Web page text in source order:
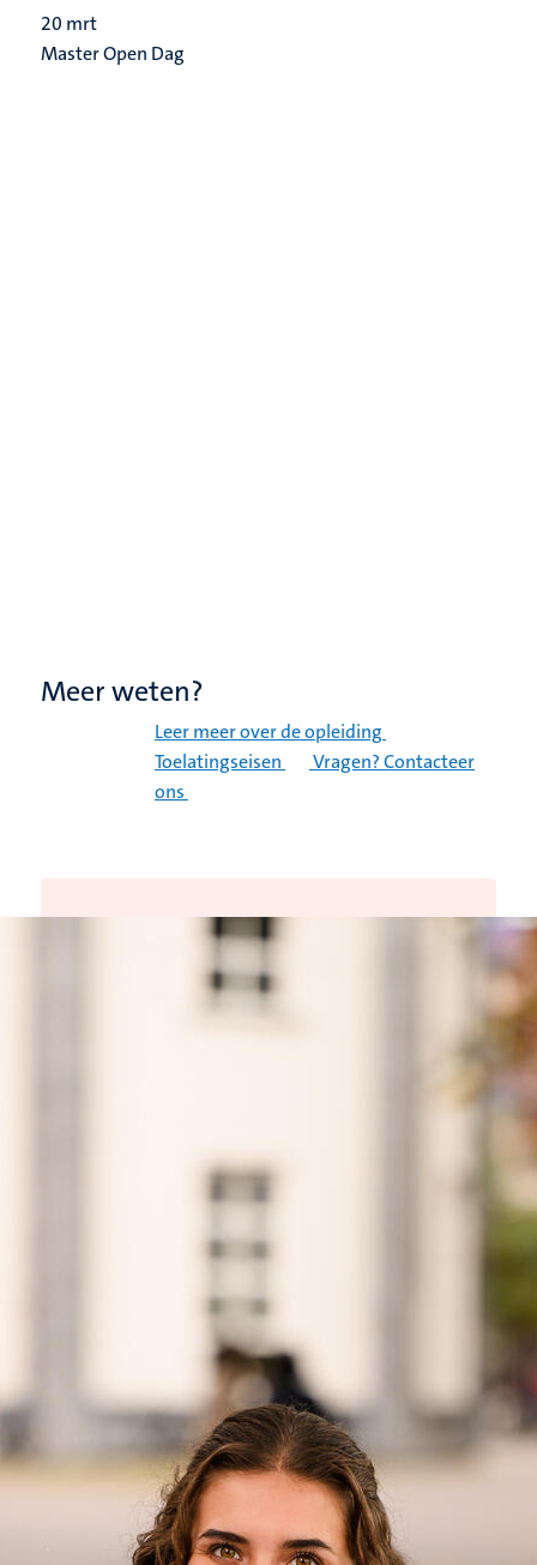
20 mrt
Master Open Dag
Meer weten?
Leer meer over de opleiding
Toelatingseisen
Vragen? Contacteer
ons